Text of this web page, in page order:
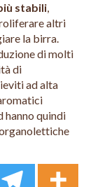
stabili,
altri
la birra.
di molti
di
ad alta
hanno quindi